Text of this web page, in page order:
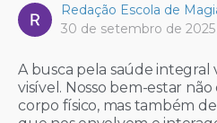
Redação Escola de
30 de setembro de 2025
A busca pela saúde
visível. Nosso bem-estar
corpo físico, mas também